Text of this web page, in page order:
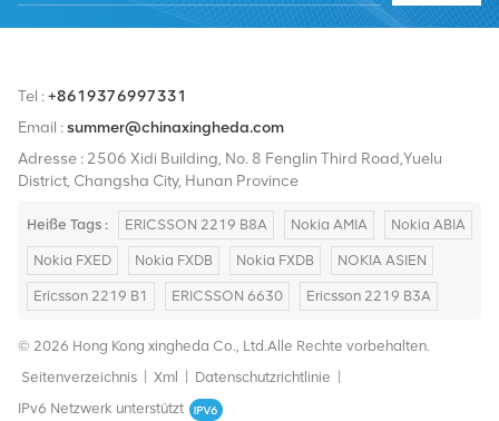
Dienstleistungen, angemessene Preise und pünktliche Lieferung
Tel :+8619376997331
Email :summer@chinaxingheda.com
Adresse : 2506 Xidi Building, No. 8 Fenglin Third Road,Yuelu
District, Changsha City, Hunan Province
Heiße Tags : ERICSSON 2219 B8A Nokia AMIA Nokia ABIA
Nokia FXED Nokia FXDB Nokia FXDB NOKIA ASIEN
Ericsson 2219 B1 ERICSSON 6630 Ericsson 2219 B3A
© 2026 Hong Kong xingheda Co., Ltd.Alle Rechte vorbehalten.
Seitenverzeichnis
Xml Datenschutzrichtlinie
IPv6 Netzwerk unterstützt